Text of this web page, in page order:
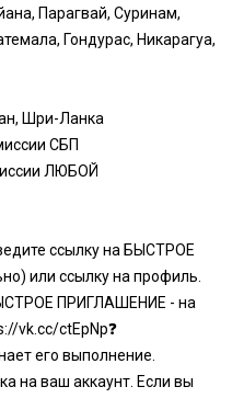
Парагвай, Суринам,
Гондурас, Никарагуа,
Шри-Ланка
СБП
ЛЮБОЙ
ссылку на БЫСТРОЕ
или ссылку на профиль.
ПРИГЛАШЕНИЕ - на
vk.cc/ctEpNp❓
его выполнение.
на ваш аккаунт. Если вы